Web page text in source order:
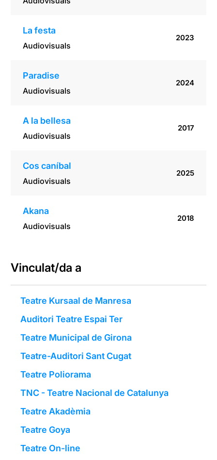
La festa
Audiovisuals
2023
Paradise
Audiovisuals
2024
A la bellesa
Audiovisuals
2017
Cos caníbal
Audiovisuals
2025
Akana
Audiovisuals
2018
Vinculat/da a
Teatre Kursaal de Manresa
Auditori Teatre Espai Ter
Teatre Municipal de Girona
Teatre-Auditori Sant Cugat
Teatre Poliorama
TNC - Teatre Nacional de Catalunya
Teatre Akadèmia
Teatre Goya
Teatre On-line